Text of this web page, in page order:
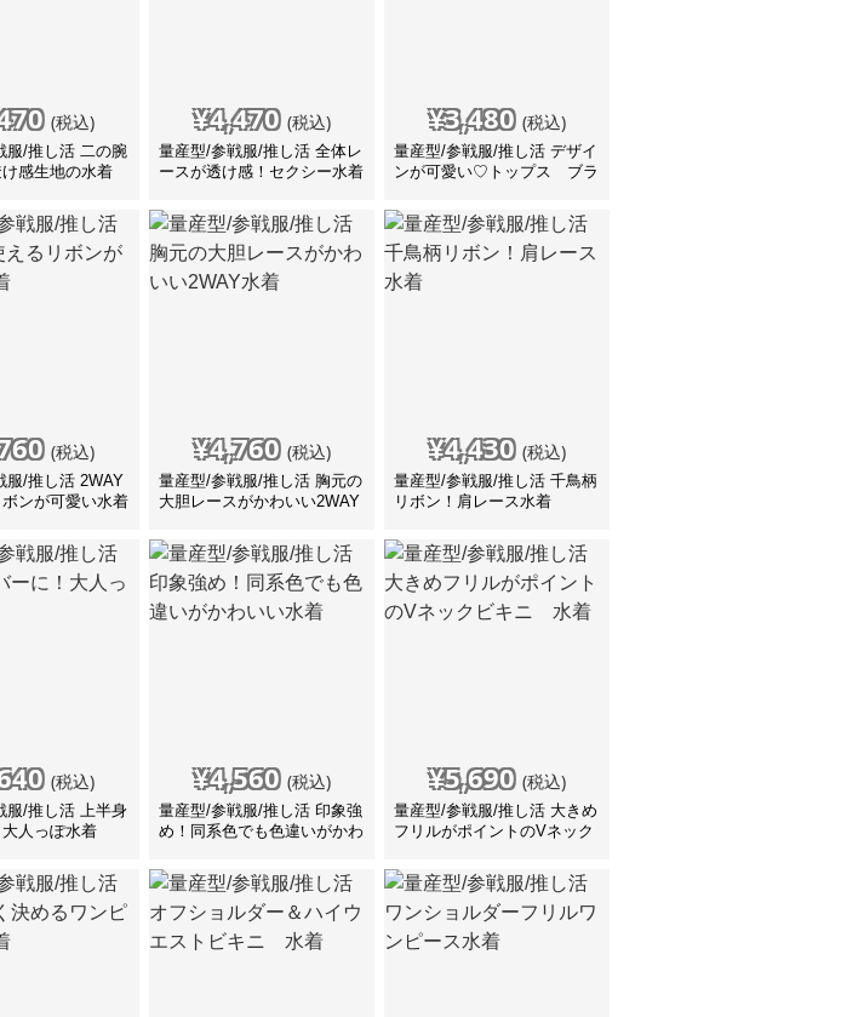
(税込)
服/推し活 二の腕
感生地の水着
¥4,470 (税込)
量産型/参戦服/推し活 全体レ
ースが透け感！セクシー水着
¥3,480 (税込)
量産型/参戦服/推し活 デザイ
ンが可愛い♡トップス ブラ
(税込)
服/推し活 2WAY
ンが可愛い水着
¥4,760 (税込)
量産型/参戦服/推し活 胸元の
大胆レースがかわいい2WAY
¥4,430 (税込)
量産型/参戦服/推し活 千鳥柄
リボン！肩レース水着
(税込)
服/推し活 上半身
人っぽ水着
¥4,560 (税込)
量産型/参戦服/推し活 印象強
め！同系色でも色違いがかわ
¥5,690 (税込)
量産型/参戦服/推し活 大きめ
フリルがポイントのVネック